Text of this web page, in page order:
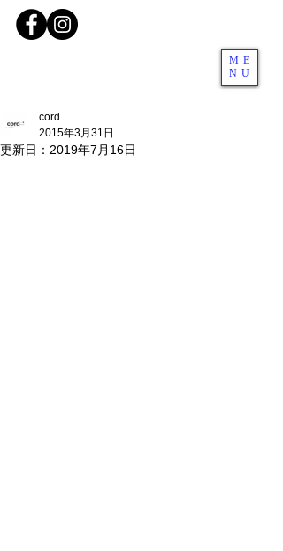
ME
NU
cord
2015年3月31日
更新日： 2019年7月16日